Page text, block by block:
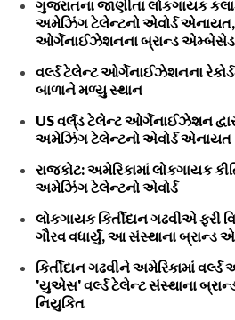
ગુજરાતના જાણીતા લોકગાયક
અમેઝિંગ ટેલેન્ટનો એવોર્ડ એનાયત,
ઓર્ગેનાઈઝેશનના બ્રાન્ડ
વર્લ્ડ ટેલેન્ટ ઓર્ગેનાઈઝેશનના
બાળાને મળ્યુ સ્થાન
US વર્લ્‌ડ ટેલેન્ટ ઓર્ગેનાઈઝેશન
અમેઝિંગ ટેલેન્ટનો એવોર્ડ એનાયત
રાજકોટ: અમેરિકામાં લોકગાયક
અમેઝિંગ ટેલેન્ટનો એવોર્ડ
લોકગાયક કિર્તીદાન ગઢવીએ ફરી
ગૌરવ વધાર્યું, આ સંસ્થાના બ્રાન્ડ
કિર્તીદાન ગઢવીને અમેરિકામાં
'યુએસ' વર્લ્ડ ટેલેન્ટ સંસ્થાના
નિયુકિત